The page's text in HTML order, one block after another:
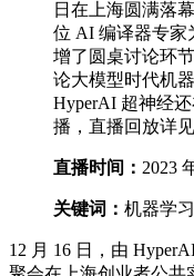
日在上海圆满落
位 AI 编译器专家
增了圆桌讨论环
论大模型时代机
HyperAI 超神经
播，直播回放详见
直播时间： 2023
关键词： 机器学
12 月 16 日，由